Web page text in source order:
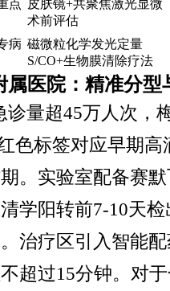
点 皮肤镜+共聚焦激光显微
术前评估
病 磁微粒化学发光定量
S/CO+生物膜清除疗法
属医院：精准分型
诊量超45万人次，
色标签对应早期高
。实验室配备赛默
学阳转前7-10天检
治疗区引入智能
超过15分钟。对